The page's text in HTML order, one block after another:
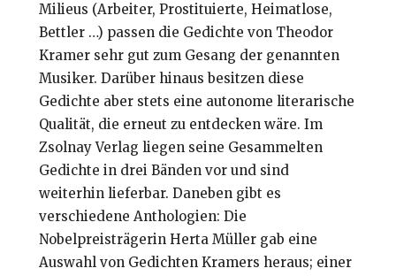
Milieus (Arbeiter, Prostituierte, Heimatlose,
Bettler …) passen die Gedichte von Theodor
Kramer sehr gut zum Gesang der genannten
Musiker. Darüber hinaus besitzen diese
Gedichte aber stets eine autonome literarische
Qualität, die erneut zu entdecken wäre. Im
Zsolnay Verlag liegen seine Gesammelten
Gedichte in drei Bänden vor und sind
weiterhin lieferbar. Daneben gibt es
verschiedene Anthologien: Die
Nobelpreisträgerin Herta Müller gab eine
Auswahl von Gedichten Kramers heraus; einer